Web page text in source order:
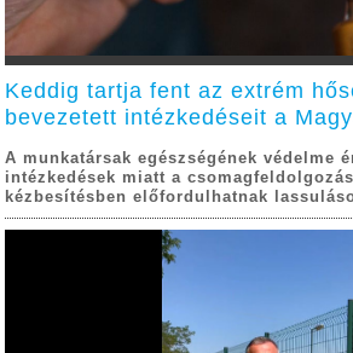
Keddig tartja fent az extrém
bevezetett intézkedéseit a
A munkatársak egészségének védelme
intézkedések miatt a
kézbesítésben előfordulhatnak